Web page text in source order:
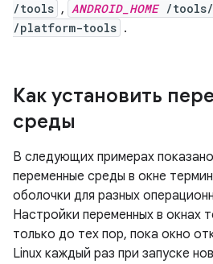
/tools , ANDROID_HOME/tools/
/platform-tools .
Как установить
среды
В следующих примерах
переменные среды в окне
оболочки для разных
Настройки переменных в окнах
только до тех пор, пока окно
Linux каждый раз при запуске